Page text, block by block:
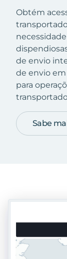
Obtém
de envio
de envio em
para
Sabe